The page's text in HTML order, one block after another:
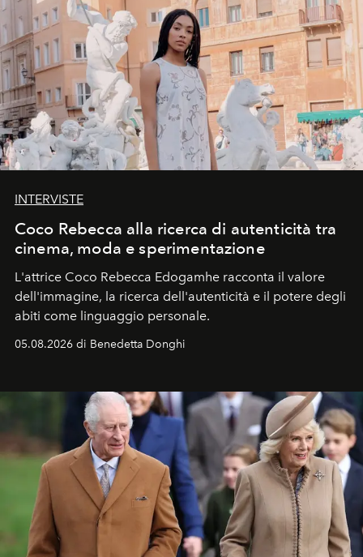
INTERVISTE
Coco Rebecca alla ricerca di autenticità tra
cinema, moda e sperimentazione
L'attrice Coco Rebecca Edogamhe racconta il valore
dell'immagine, la ricerca dell'autenticità e il potere degli
abiti come linguaggio personale.
05.08.2026 di Benedetta Donghi